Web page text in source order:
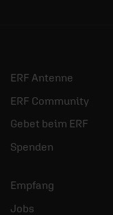
ERF Antenne
ERF Community
Gebet beim ERF
Spenden
Empfang
Jobs